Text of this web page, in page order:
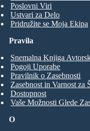
Poslovni Viri
Ustvari za Delo
Pridružite se Moja Ekipa
O
Pravila
Snemalna Knjiga
Pogoji Uporabe
Pravilnik o Zasebnosti
Zasebnost in Varnost za
Dostopnost
Vaše Možnosti Glede